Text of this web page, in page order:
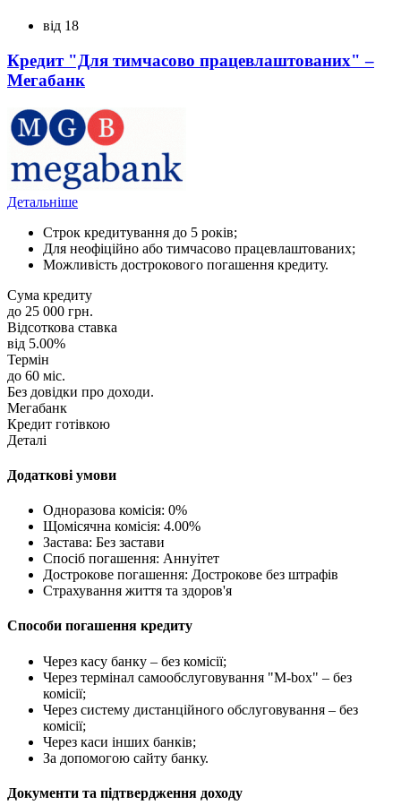
від 18
Кредит "Для тимчасово працевлаштованих" –
Мегабанк
Детальніше
Строк кредитування до 5 років;
Для неофіційно або тимчасово працевлаштованих;
Можливість дострокового погашення кредиту.
Сума кредиту
до 25 000 грн.
Відсоткова ставка
від 5.00%
Термін
до 60 міс.
Без довідки про доходи.
Мегабанк
Кредит готівкою
Деталі
Додаткові умови
Одноразова комісія: 0%
Щомісячна комісія: 4.00%
Застава: Без застави
Спосіб погашення: Aннуітет
Дострокове погашення: Дострокове без штрафів
Страхування життя та здоров'я
Способи погашення кредиту
Через касу банку – без комісії;
Через термінал самообслуговування "М-box" – без
комісії;
Через систему дистанційного обслуговування – без
комісії;
Через каси інших банків;
За допомогою сайту банку.
Документи та підтвердження доходу